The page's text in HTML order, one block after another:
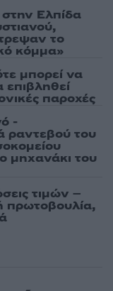
Ελπίδα
το
κόμμα»
μπορεί να
παροχές
-
ραντεβού του
μηχανάκι του
τιμών –
πρωτοβουλία,